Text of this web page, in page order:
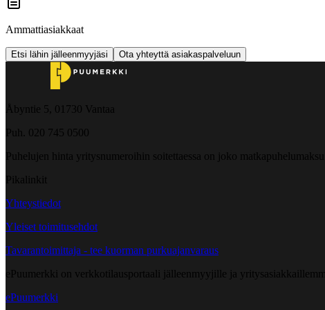
Ammattiasiakkaat
Etsi lähin jälleenmyyjäsi Ota yhteyttä asiakaspalveluun
Åbyntie 5, 01730 Vantaa
Puh. 020 745 0500
Puhelujen hinta yritysnumeroihin soitettaessa on joko
Pikalinkit
Yhteystiedot
Yleiset toimitusehdot
Tavarantoimittaja - tee kuorman purkuajanvaraus
ePuumerkki on verkkotilausportaali jälleenmyyjille ja
ePuumerkki